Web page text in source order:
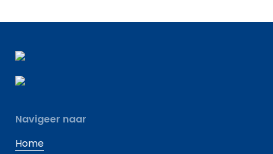
Navigeer naar
Home